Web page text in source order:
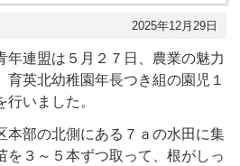
2025年12月29日
連盟は５月２７日、農業の魅力
育英北幼稚園年長つき組の園児１
行いました。
部の北側にある７ａの水田に集
を３～５本ずつ取って、根がしっ